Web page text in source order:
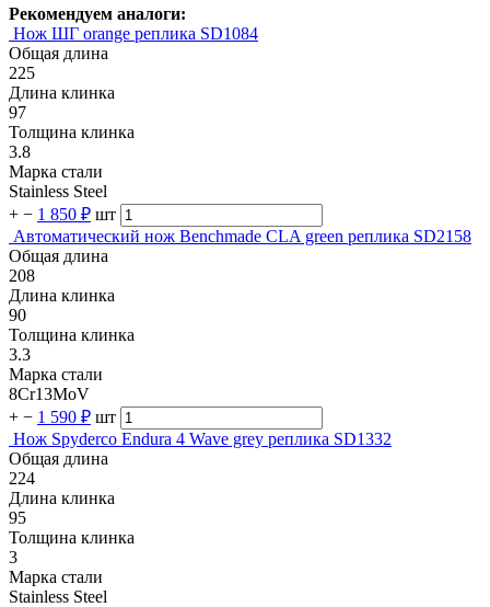
Рекомендуем аналоги:
Нож ШГ orange реплика SD1084
Общая длина
225
Длина клинка
97
Толщина клинка
3.8
Марка стали
Stainless Steel
+ − 1 850 ₽ шт
Автоматический нож Benchmade CLA green реплика SD2158
Общая длина
208
Длина клинка
90
Толщина клинка
3.3
Марка стали
8Cr13MoV
+ − 1 590 ₽ шт
Нож Spyderco Endura 4 Wave grey реплика SD1332
Общая длина
224
Длина клинка
95
Толщина клинка
3
Марка стали
Stainless Steel